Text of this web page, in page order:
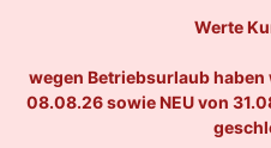
Werte
wegen Betriebsurlaub
08.08.26 sowie NEU von